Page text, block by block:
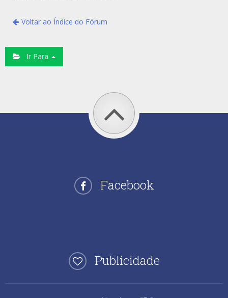
Voltar ao Índice do Fórum
Ir Para
Facebook
Publicidade